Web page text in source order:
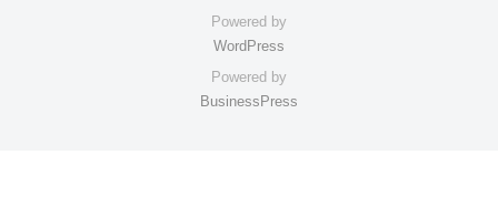
Powered by
WordPress
Powered by
BusinessPress